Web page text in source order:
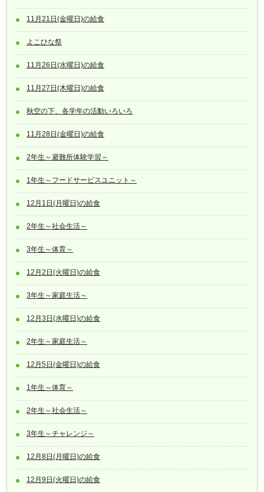
11月21日(金曜日)の給食
よこひな祭
11月26日(水曜日)の給食
11月27日(木曜日)の給食
秋空の下、各学年の活動いろいろ
11月28日(金曜日)の給食
2年生～避難所体験学習～
1年生～フードサービスユニット～
12月1日(月曜日)の給食
2年生～社会生活～
3年生～体育～
12月2日(火曜日)の給食
3年生～家庭生活～
12月3日(水曜日)の給食
2年生～家庭生活～
12月5日(金曜日)の給食
1年生～体育～
2年生～社会生活～
3年生～チャレンジ～
12月8日(月曜日)の給食
12月9日(火曜日)の給食